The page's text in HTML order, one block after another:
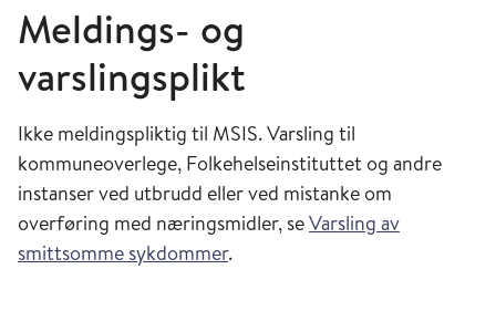
Meldings- og
varslingsplikt
Ikke meldingspliktig til MSIS. Varsling til
kommuneoverlege, Folkehelseinstituttet og andre
instanser ved utbrudd eller ved mistanke om
overføring med næringsmidler, seVarsling av
smittsomme sykdommer.